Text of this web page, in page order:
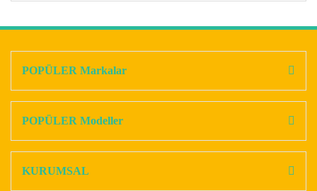
Ürün açıklamasında eksik bilgiler bulunuyor.
Bu ürüne benzer farklı alternatifler olmalı.
POPÜLER Markalar
POPÜLER Modeller
KURUMSAL